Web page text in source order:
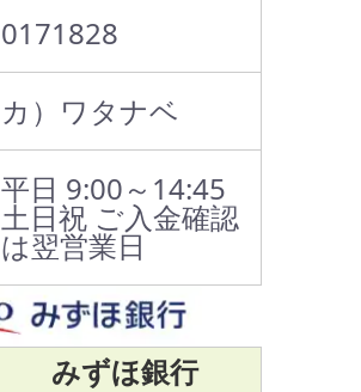
0171828
カ）ワタナベ
平日 9:00～14:45
土日祝 ご入金確認
は翌営業日
みずほ銀行